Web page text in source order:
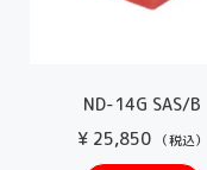
ND-14G SAS/B
¥25,850 （税込）